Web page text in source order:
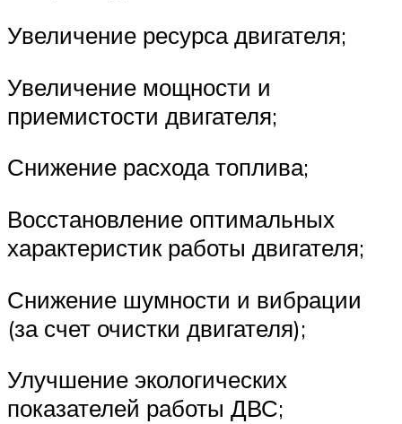
Увеличение ресурса двигателя;
Увеличение мощности и
приемистости двигателя;
Снижение расхода топлива;
Восстановление оптимальных
характеристик работы двигателя;
Снижение шумности и вибрации
(за счет очистки двигателя);
Улучшение экологических
показателей работы ДВС;